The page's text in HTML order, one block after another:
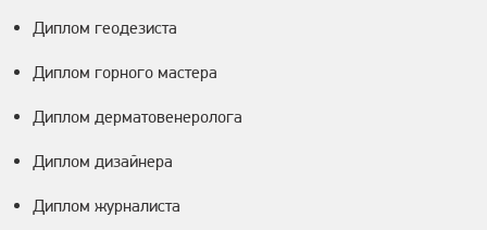
Диплом геодезиста
Диплом горного мастера
Диплом дерматовенеролога
Диплом дизайнера
Диплом журналиста